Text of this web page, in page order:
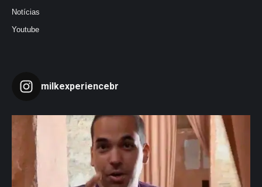
Notícias
Youtube
milkexperiencebr